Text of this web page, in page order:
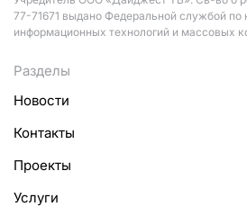
77-71671 выдано Федеральной службой по
информационных технологий и массовых
Разделы
Новости
Контакты
Проекты
Услуги